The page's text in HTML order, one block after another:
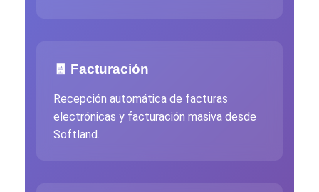
🧾 Facturación
Recepción automática de facturas
electrónicas y facturación masiva desde
Softland.